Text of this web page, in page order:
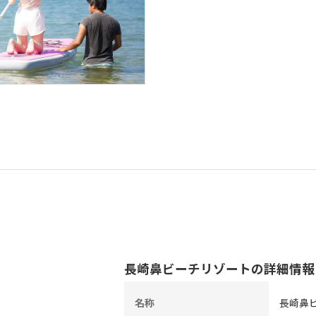
長崎鼻ビーチリゾートの詳細情報
名称 長崎鼻